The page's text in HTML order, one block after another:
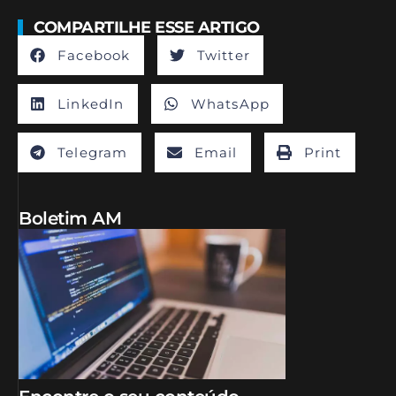
COMPARTILHE ESSE ARTIGO
Facebook Twitter
LinkedIn WhatsApp
Telegram Email Print
Boletim AM